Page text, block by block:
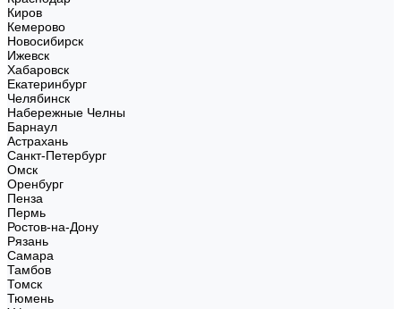
Киров
Кемерово
Новосибирск
Ижевск
Хабаровск
Екатеринбург
Челябинск
Набережные Челны
Барнаул
Астрахань
Санкт-Петербург
Омск
Оренбург
Пенза
Пермь
Ростов-на-Дону
Рязань
Самара
Тамбов
Томск
Тюмень